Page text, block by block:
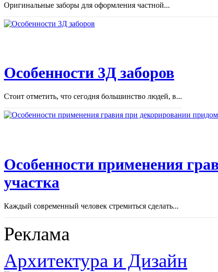
Оригинальные заборы для оформления частной...
Особенности 3Д заборов
Стоит отметить, что сегодня большинство людей, в...
Особенности применения
участка
Каждый современный человек стремиться сделать...
Реклама
Архитектура и Дизайн